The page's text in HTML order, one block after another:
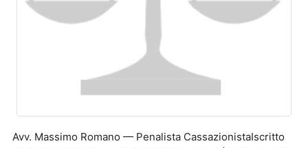
Avv. Massimo Romano — Penalista CassazionistaIscritto